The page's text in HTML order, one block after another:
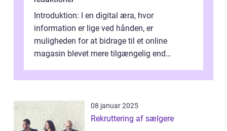
Introduktion: I en digital æra, hvor
information er lige ved hånden, er
muligheden for at bidrage til et online
magasin blevet mere tilgængelig end
magas...
08 januar 2025
Rekruttering af sælgere